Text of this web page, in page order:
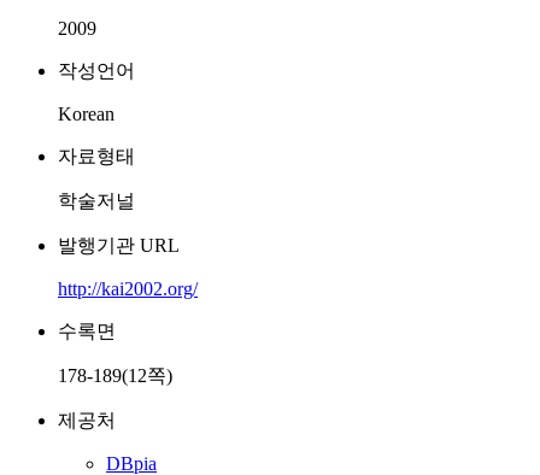
2009
작성언어
Korean
자료형태
학술저널
발행기관 URL
http://kai2002.org/
수록면
178-189(12쪽)
제공처
DBpia